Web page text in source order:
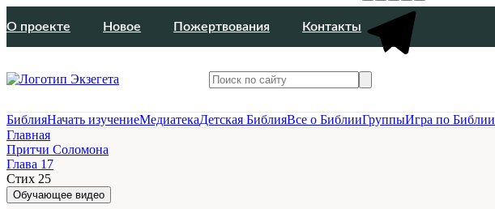
О проекте Новое Пожертвования Контакты
БиблияНачать изучениеМедиатекаДетская БиблияВсе о БиблииГруппыИгра по Библии
Главная
Притчи Соломона
Глава 17
Стих 25
Обучающее видео